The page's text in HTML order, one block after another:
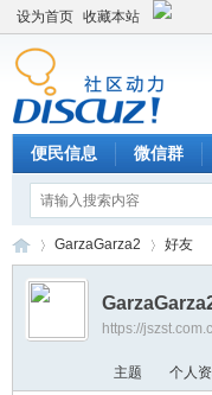
设为首页 收藏本站
便民信息 微信群
›
GarzaGarza2 好友
https://
主题 个人